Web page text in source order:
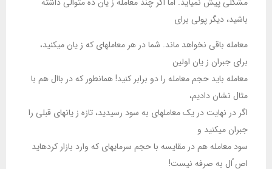
باشید، دیگر پولی برای
معامله باقی نخواهد ماند. شما در هر معاملهای که ز یان میکنید،
برای جبران ز یان اولین
معامله باید حجم معامله را دو برابر کنید! همانطور که در باال هم با
مثال نشان دادیم،
اگر در نهایت در یک معاملهای به سود رسیدید، تازه ز یانهای قبلی را
جبران میکنید و
سود معامله هم در مقایسه با حجم سرمایهای که وارد بازار کردهاید
اص ًال به صرفه نیست!